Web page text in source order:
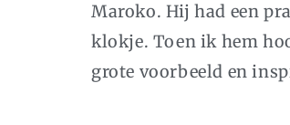
Maroko. Hij had een
klokje. Toen ik hem
grote voorbeeld en